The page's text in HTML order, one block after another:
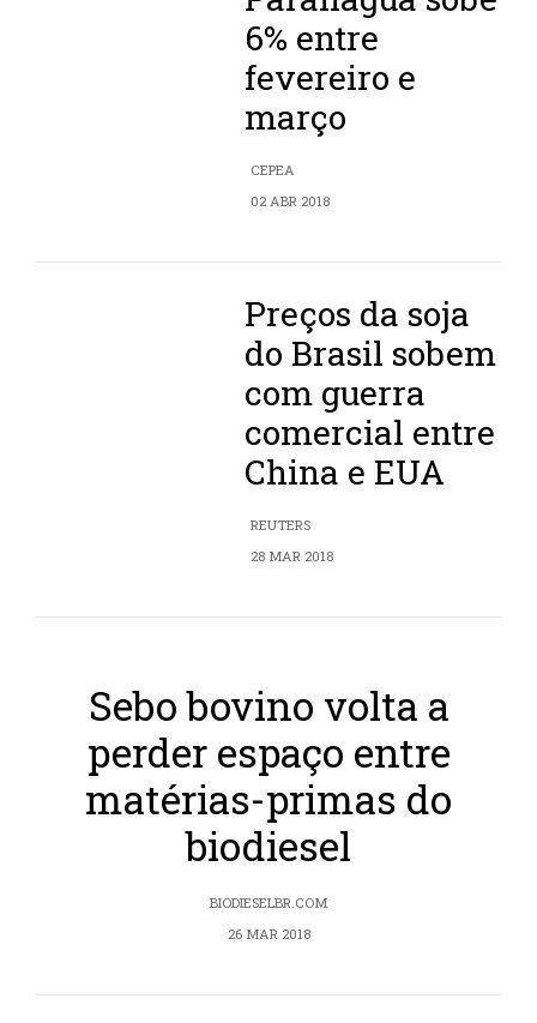
6% entre
fevereiro e
março
CEPEA
02 ABR 2018
Preços da soja
do Brasil sobem
com guerra
comercial entre
China e EUA
REUTERS
28 MAR 2018
Sebo bovino volta a
perder espaço entre
matérias-primas do
biodiesel
BIODIESELBR.COM
26 MAR 2018